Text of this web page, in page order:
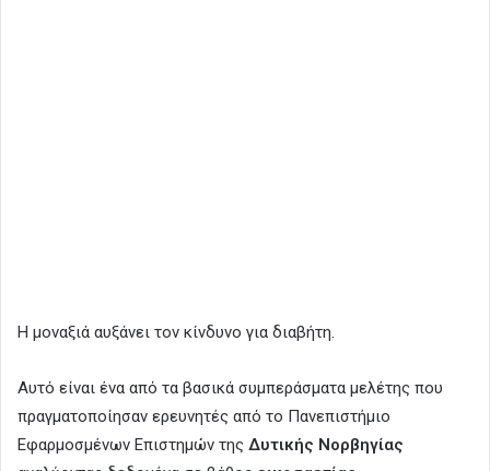
Η μοναξιά αυξάνει τον κίνδυνο για διαβήτη.
Αυτό είναι ένα από τα βασικά συμπεράσματα μελέτης που
πραγματοποίησαν ερευνητές από το Πανεπιστήμιο
Εφαρμοσμένων Επιστημών της Δυτικής Νορβηγίας